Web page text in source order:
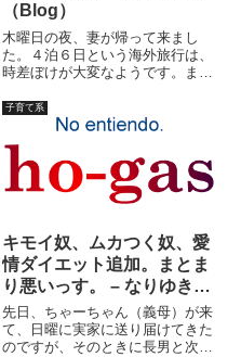
（Blog）
木曜日の夜、妻が帰って来まし
た。４泊６日という海外旅行は、
時差ぼけが大変なようです。ま、
心です。子供のおみやげは、ハワ
イの砂と貝。ま、喜んでました。
金曜日は、授業参観。２時限目
は、長男と次女。３時限目は、長
女。...
子育て系
キモイ奴、ムカつく奴、愛
情ダイエット追加。まとま
り悪いっす。 – なりゆき主
夫のリアルな日常 – 楽天ブ
ログ（Blog）
先日、ちゃーちゃん（義母）が来
て、日曜に実家に送り届けてきた
のですが、そのときに長男と次女